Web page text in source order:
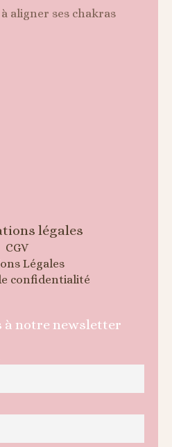
aligner ses chakras
légales
CGV
Légales
confidentialité
à notre newsletter